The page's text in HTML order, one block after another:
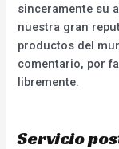
sinceramente su
nuestra gran
productos del
comentario, por
libremente.
Servicio